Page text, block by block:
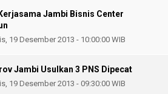
Jambi Bisnis Center
19 Desember 2013 - 10:00:00 WIB
Jambi Usulkan 3 PNS Dipecat
19 Desember 2013 - 09:30:00 WIB